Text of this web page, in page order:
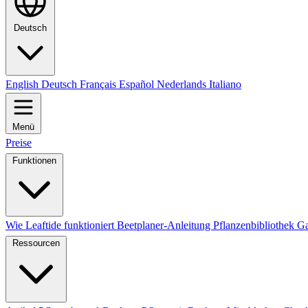
Deutsch
English Deutsch Français Español Nederlands Italiano
Menü
Preise
Funktionen
Wie Leaftide funktioniert Beetplaner-Anleitung Pflanzenbibliothek
Ressourcen